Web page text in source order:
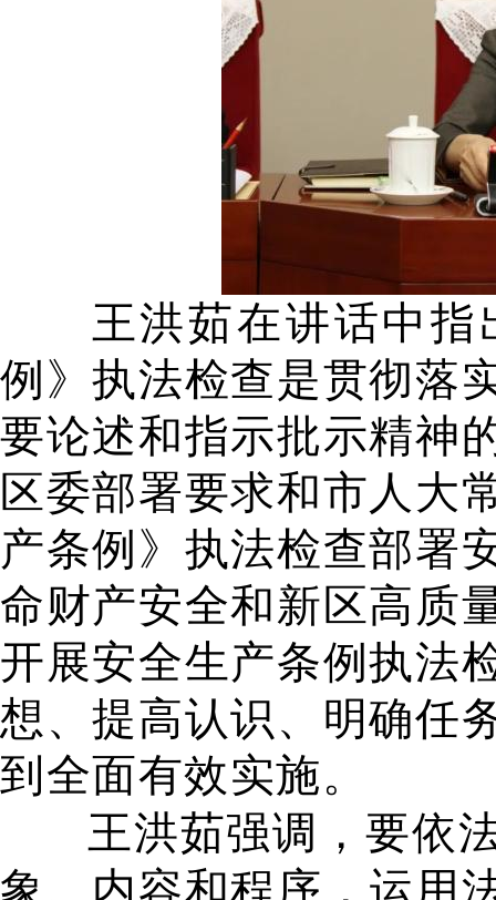
王洪茹在讲话中
例》执法检查是贯彻落
要论述和指示批示精神
区委部署要求和市人大
产条例》执法检查部署
命财产安全和新区高质
开展安全生产条例执法
想、提高认识、明确任
到全面有效实施。
王洪茹强调，要依
象、内容和程序，运用